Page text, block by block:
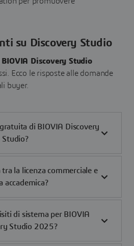
su Discovery Studio
BIOVIA Discovery Studio
Ecco le risposte alle domande
buyer.
di BIOVIA Discovery
Studio?
la licenza commerciale e
accademica?
di sistema per BIOVIA
Studio 2025?